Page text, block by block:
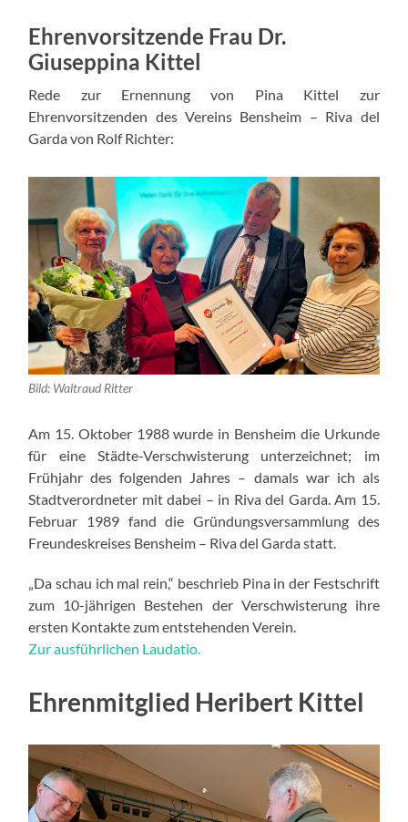
Ehrenvorsitzende Frau Dr.
Giuseppina Kittel
Rede zur Ernennung von Pina Kittel zur
Ehrenvorsitzenden des Vereins Bensheim – Riva del
Garda von Rolf Richter:
Bild: Waltraud Ritter
Am 15. Oktober 1988 wurde in Bensheim die Urkunde
für eine Städte-Verschwisterung unterzeichnet; im
Frühjahr des folgenden Jahres – damals war ich als
Stadtverordneter mit dabei – in Riva del Garda. Am 15.
Februar 1989 fand die Gründungsversammlung des
Freundeskreises Bensheim – Riva del Garda statt.
„Da schau ich mal rein,“ beschrieb Pina in der Festschrift
zum 10-jährigen Bestehen der Verschwisterung ihre
ersten Kontakte zum entstehenden Verein.
Zur ausführlichen Laudatio.
Ehrenmitglied Heribert Kittel